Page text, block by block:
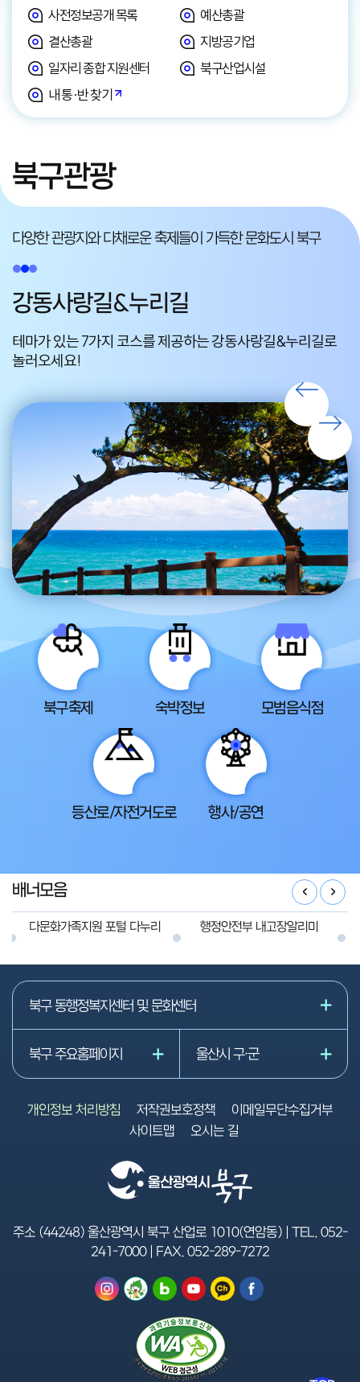
사전정보공개 목록
예산총괄
결산총괄
지방공기업
일자리 종합 지원센터
북구산업시설
내 통·반 찾기
북구관광
다양한 관광지와 다채로운 축제들이 가득한 문화도시 북구
강동사랑길&누리길
테마가 있는 7가지 코스를 제공하는 강동사랑길&누리길로
놀러오세요!
북구축제 숙박정보 모범음식점
등산로/자전거도로 행사/공연
배너모음
다문화가족지원 포털 다누리 행정안전부 내고장알리미
북구 동행정복지센터 및 문화센터
북구 주요홈페이지 울산시 구·군
개인정보 처리방침 저작권보호정책
이메일무단수집거부
사이트맵
오시는 길
주소 (44248) 울산광역시 북구 산업로 1010(연암동) | TEL. 052-
241-7000| FAX. 052-289-7272